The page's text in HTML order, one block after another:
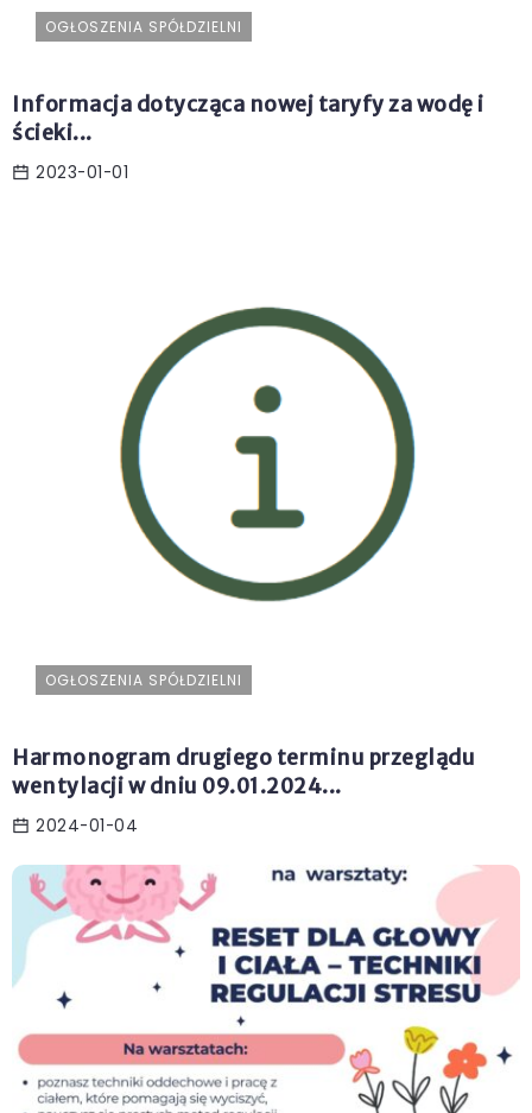
OGŁOSZENIA SPÓŁDZIELNI
Informacja dotycząca nowej taryfy za wodę i
ścieki...
2023-01-01
OGŁOSZENIA SPÓŁDZIELNI
Harmonogram drugiego terminu przeglądu
wentylacji w dniu 09.01.2024...
2024-01-04